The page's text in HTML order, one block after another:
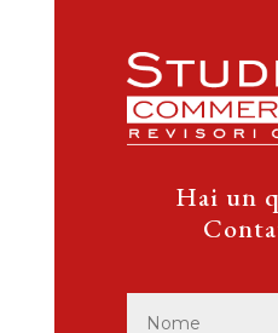
Hai un